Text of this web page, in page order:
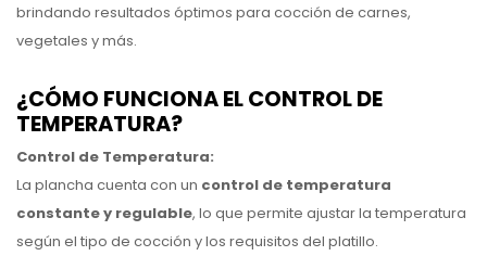
brindando resultados óptimos para cocción de carnes,
vegetales y más.
¿CÓMO FUNCIONA EL CONTROL DE
TEMPERATURA?
Control de Temperatura:
La plancha cuenta con un control de temperatura
constante y regulable, lo que permite ajustar la temperatura
según el tipo de cocción y los requisitos del platillo.